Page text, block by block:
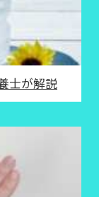
士が解説